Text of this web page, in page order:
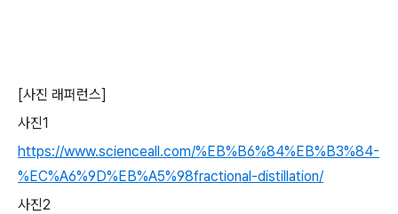
[사진 래퍼런스]
사진1
https://www.scienceall.com/%EB%B6%84%EB%B3%84-
%EC%A6%9D%EB%A5%98fractional-distillation/
사진2